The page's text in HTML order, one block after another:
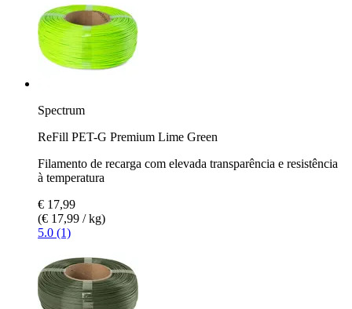
Spectrum
ReFill PET-G Premium Lime Green
Filamento de recarga com elevada transparência e resistência
à temperatura
€ 17,99
(€ 17,99 / kg)
5.0 (1)